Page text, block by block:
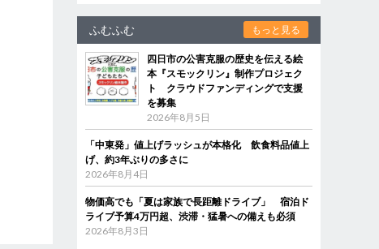
ふむふむ もっと見る
四日市の公害克服の歴史を伝える絵
本『スモックリン』制作プロジェク
ト クラウドファンディングで支援
を募集
2026年8月5日
「中東発」値上げラッシュが本格化 飲食料品値上
げ、約3年ぶりの多さに
2026年8月4日
物価高でも「夏は家族で長距離ドライブ」 宿泊ド
ライブ予算4万円超、渋滞・猛暑への備えも必須
2026年8月3日